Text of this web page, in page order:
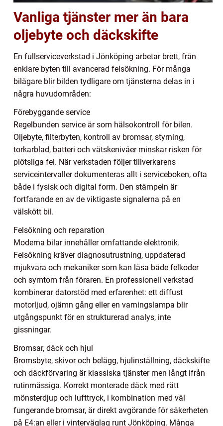
Vanliga tjänster mer än bara
oljebyte och däckskifte
En fullserviceverkstad i Jönköping arbetar brett, från
enklare byten till avancerad felsökning. För många
bilägare blir bilden tydligare om tjänsterna delas in i
några huvudområden:
Förebyggande service
Regelbunden service är som hälsokontroll för bilen.
Oljebyte, filterbyten, kontroll av bromsar, styrning,
torkarblad, batteri och vätskenivåer minskar risken för
plötsliga fel. När verkstaden följer tillverkarens
serviceintervaller dokumenteras allt i serviceboken, ofta
både i fysisk och digital form. Den stämpeln är
fortfarande en av de viktigaste signalerna på en
välskött bil.
Felsökning och reparation
Moderna bilar innehåller omfattande elektronik.
Felsökning kräver diagnosutrustning, uppdaterad
mjukvara och mekaniker som kan läsa både felkoder
och symtom från föraren. En professionell verkstad
kombinerar datorstöd med erfarenhet: ett diffust
motorljud, ojämn gång eller en varningslampa blir
utgångspunkt för en strukturerad analys, inte
gissningar.
Bromsar, däck och hjul
Bromsbyte, skivor och belägg, hjulinställning, däckskifte
och däckförvaring är klassiska tjänster men långt ifrån
rutinmässiga. Korrekt monterade däck med rätt
mönsterdjup och lufttryck, i kombination med väl
fungerande bromsar, är direkt avgörande för säkerheten
på E4:an eller i vinterväglag runt Jönköping. Många